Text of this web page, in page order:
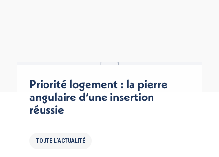
Priorité logement : la pierre
angulaire d’une insertion
réussie
TOUTE L'ACTUALITÉ